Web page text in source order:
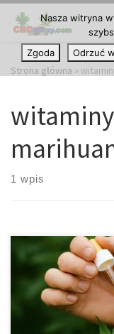
Przejdź do treści
Strona główna »
1 wpis
Hydroponika
napędowa
uprawy roślin bez
nowoczesnego
Nasza witryna
Zgoda
Odrzuć